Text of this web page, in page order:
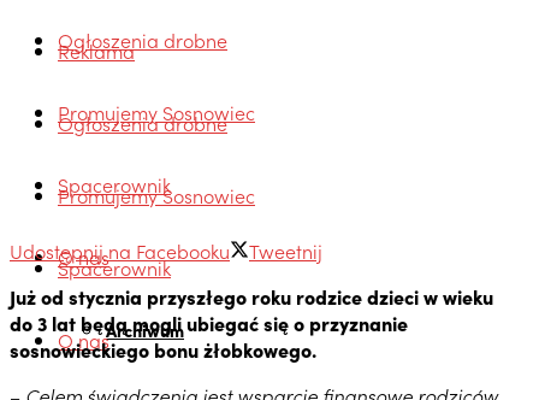
Ogłoszenia drobne
Promujemy Sosnowiec
Spacerownik
O nas
Archiwum
Reklama
Ogłoszenia drobne
Promujemy Sosnowiec
Spacerownik
O nas
Udostępnij na Facebooku
Tweetnij
Już od stycznia przyszłego roku rodzice dzieci w wieku
do 3 lat będą mogli ubiegać się o przyznanie
sosnowieckiego bonu żłobkowego.